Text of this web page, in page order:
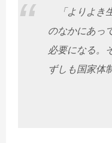
「よりよき
のなかにあっ
必要になる。
ずしも国家体